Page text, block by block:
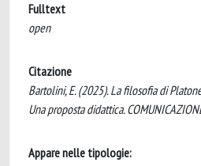
Fulltext
open
Citazione
Bartolini, E. (2025). La filosofia di
Una proposta didattica.
Appare nelle tipologie: